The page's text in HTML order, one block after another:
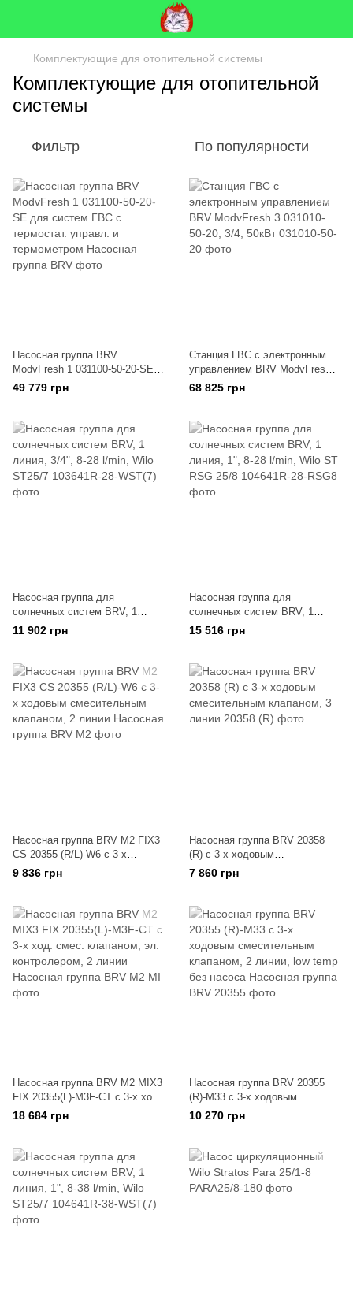
Комплектующие для отопительной системы
Комплектующие для отопительной
системы
Фильтр По популярности
Насосная группа BRV
ModvFresh 1 031100-50-20-SE
для систем ГВС с термостат.
управл. и термометром
49 779 грн
Станция ГВС с электронным
управлением BRV ModvFresh 3
031010-50-20, 3/4, 50кВт
68 825 грн
Насосная группа для
солнечных систем BRV, 1
линия, 3/4", 8-28 l/min, Wilo
11 902 грн
Насосная группа для
солнечных систем BRV, 1
линия, 1", 8-28 l/min, Wilo ST
RSG 25/8
15 516 грн
Насосная группа BRV M2 FIX3
CS 20355 (R/L)-W6 с 3-х
ходовым смесительным
клапаном, 2 линии
9 836 грн
Насосная группа BRV 20358
(R) с 3-х ходовым
смесительным клапаном, 3
7 860 грн
Насосная группа BRV M2 MIX3
FIX 20355(L)-М3F-СТ с 3-х ход.
смес. клапаном, эл.
контролером, 2 линии
18 684 грн
Насосная группа BRV 20355
(R)-M33 с 3-х ходовым
смесительным клапаном, 2
линии, low temp без насоса
10 270 грн